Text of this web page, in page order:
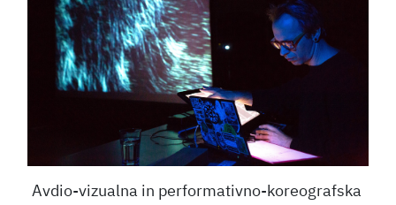
Avdio-vizualna in performativno-koreografska